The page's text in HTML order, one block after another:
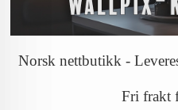
Norsk nettbutikk -
Fri frakt